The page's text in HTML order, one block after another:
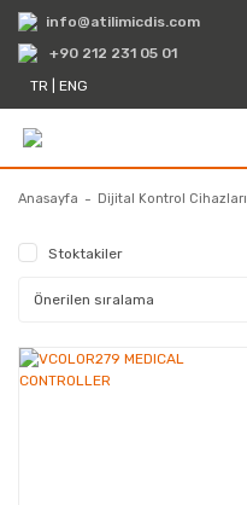
info@atilimicdis.com
+90 212 231 05 01
TR
ENG
Anasayfa Dijital Kontrol Cihazları
Stoktakiler